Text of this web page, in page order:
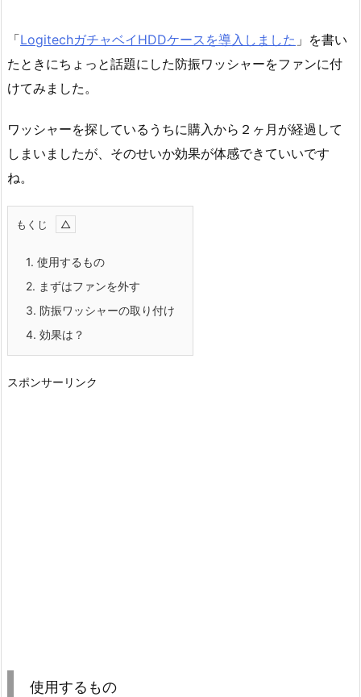
「LogitechガチャベイHDDケースを導入しました 」を書い
たときにちょっと話題にした防振ワッシャーをファンに付
けてみました。
ワッシャーを探しているうちに購入から２ヶ月が経過して
しまいましたが、そのせいか効果が体感できていいです
ね。
もくじ
1. 使用するもの
2. まずはファンを外す
3. 防振ワッシャーの取り付け
4. 効果は？
スポンサーリンク
使用するもの